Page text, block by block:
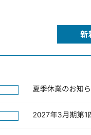
新
夏季休業のお知
2027年3月期第1